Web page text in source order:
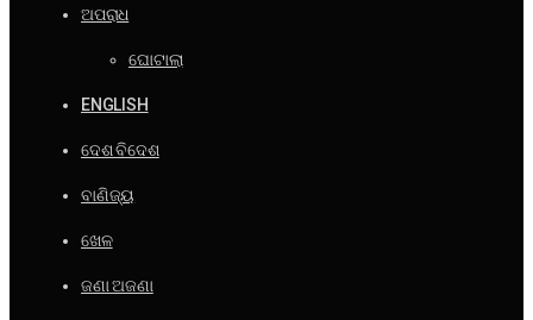
ଅପରାଧ
ଘୋଟାଲା
ENGLISH
ଦେଶ ବିଦେଶ
ବାଣିଜ୍ୟ
ଖେଳ
ଜଣା ଅଜଣା